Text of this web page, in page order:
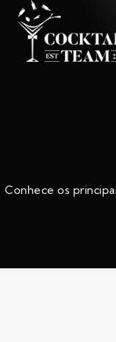
Conhece os